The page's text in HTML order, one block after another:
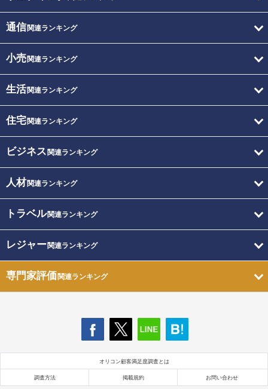
通信関連ランキング
小売関連ランキング
生活関連ランキング
住宅関連ランキング
ビジネス 関連ランキング
人材関連ランキング
トラベル関連ランキング
レジャー関連ランキング
専門家評価関連ランキング
オリコン顧客満足度調査とは
調査方法 掲載規約 お問い合わせ